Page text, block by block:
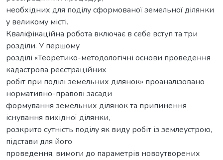
необхідних для поділу сформованої земельної ділянки
у великому місті.
Кваліфікаційна робота включає в себе вступ та три
розділи. У першому
розділі «Теоретико-методологічні основи проведення
кадастрова реєстраційних
робіт при поділі земельних ділянок» проаналізовано
нормативно-правові засади
формування земельних ділянок та припинення
існування вихідної ділянки,
розкрито сутність поділу як виду робіт із землеустрою,
підстави для його
проведення, вимоги до параметрів новоутворених